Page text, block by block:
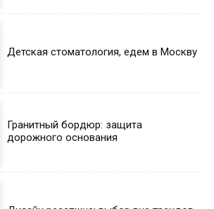
Детская стоматология, едем в Москву
Гранитный бордюр: защита
дорожного основания